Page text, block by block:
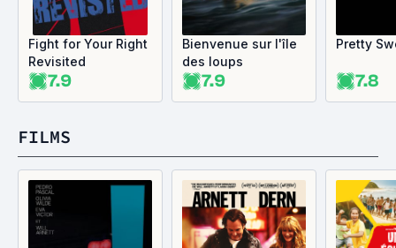
Fight for Your Right
Revisited
7.9
Bienvenue sur l'île
des loups
7.9
Pretty
7.8
FILMS